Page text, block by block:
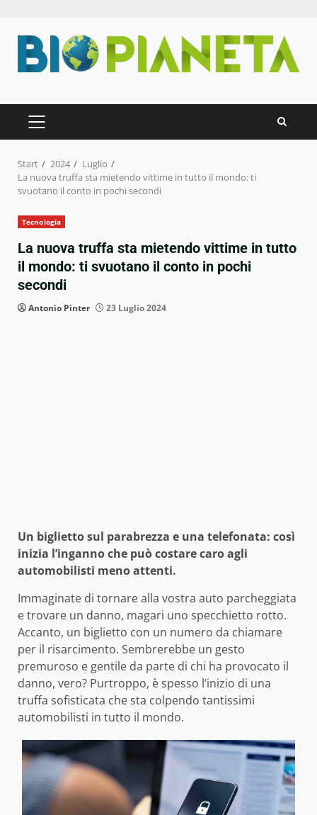
Inhalt
springen
PRIMÄRES
MENÜ
Start 2024
Luglio
La nuova truffa sta mietendo vittime in tutto il mondo: ti
svuotano il conto in pochi secondi
Tecnologia
La nuova truffa sta mietendo vittime in tutto
il mondo: ti svuotano il conto in pochi
secondi
Antonio Pinter 23 Luglio 2024
Un biglietto sul parabrezza e una telefonata: così
inizia l’inganno che può costare caro agli
automobilisti meno attenti.
Immaginate di tornare alla vostra auto parcheggiata
e trovare un danno, magari uno specchietto rotto.
Accanto, un biglietto con un numero da chiamare
per il risarcimento. Sembrerebbe un gesto
premuroso e gentile da parte di chi ha provocato il
danno, vero? Purtroppo, è spesso l’inizio di una
truffa sofisticata che sta colpendo tantissimi
automobilisti in tutto il mondo.